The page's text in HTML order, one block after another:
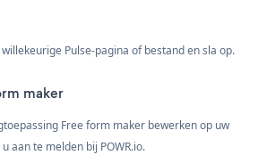
Pulse-pagina of bestand en sla op.
maker
Free form maker bewerken op uw
aan te melden bij POWR.io.